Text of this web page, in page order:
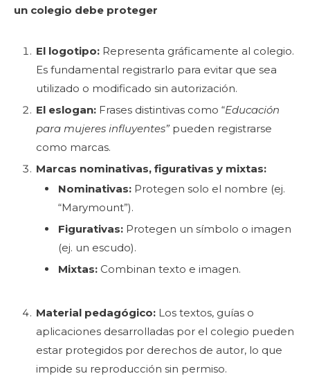
un colegio debe proteger
El logotipo: Representa gráficamente al colegio.
Es fundamental registrarlo para evitar que sea
utilizado o modificado sin autorización.
El eslogan: Frases distintivas como “Educación
para mujeres influyentes” pueden registrarse
como marcas.
Marcas nominativas, figurativas y mixtas:
Nominativas: Protegen solo el nombre (ej.
“Marymount”).
Figurativas: Protegen un símbolo o imagen
(ej. un escudo).
Mixtas: Combinan texto e imagen.
Material pedagógico: Los textos, guías o
aplicaciones desarrolladas por el colegio pueden
estar protegidos por derechos de autor, lo que
impide su reproducción sin permiso.